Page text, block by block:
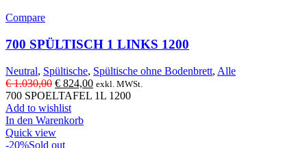
Compare
700 SPÜLTISCH 1 LINKS 1200
Neutral, Spültische, Spültische ohne Bodenbrett, Alle
€1.030,00 Ursprünglicher
Preis
war:
€ 1.030,00
€ 824,00Aktueller
Preis
exkl. MWSt.
700 SPOELTAFEL 1L 1200
Add to wishlist
In den Warenkorb
Quick view
-20%Sold out